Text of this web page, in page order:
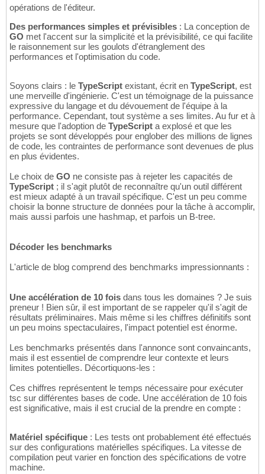
opérations de l'éditeur.
Des performances simples et prévisibles : La conception de
GO met l'accent sur la simplicité et la prévisibilité, ce qui facilite
le raisonnement sur les goulots d'étranglement des
performances et l'optimisation du code.
Soyons clairs : le TypeScript existant, écrit en TypeScript, est
une merveille d'ingénierie. C'est un témoignage de la puissance
expressive du langage et du dévouement de l'équipe à la
performance. Cependant, tout système a ses limites. Au fur et à
mesure que l'adoption de TypeScript a explosé et que les
projets se sont développés pour englober des millions de lignes
de code, les contraintes de performance sont devenues de plus
en plus évidentes.
Le choix de GO ne consiste pas à rejeter les capacités de
TypeScript ; il s'agit plutôt de reconnaître qu'un outil différent
est mieux adapté à un travail spécifique. C'est un peu comme
choisir la bonne structure de données pour la tâche à accomplir,
mais aussi parfois une hashmap, et parfois un B-tree.
Décoder les benchmarks
L'article de blog comprend des benchmarks impressionnants :
Une accélération de 10 fois dans tous les domaines ? Je suis
preneur ! Bien sûr, il est important de se rappeler qu'il s'agit de
résultats préliminaires. Mais même si les chiffres définitifs sont
un peu moins spectaculaires, l'impact potentiel est énorme.
Les benchmarks présentés dans l'annonce sont convaincants,
mais il est essentiel de comprendre leur contexte et leurs
limites potentielles. Décortiquons-les :
Ces chiffres représentent le temps nécessaire pour exécuter
tsc sur différentes bases de code. Une accélération de 10 fois
est significative, mais il est crucial de la prendre en compte :
Matériel spécifique : Les tests ont probablement été effectués
sur des configurations matérielles spécifiques. La vitesse de
compilation peut varier en fonction des spécifications de votre
machine.